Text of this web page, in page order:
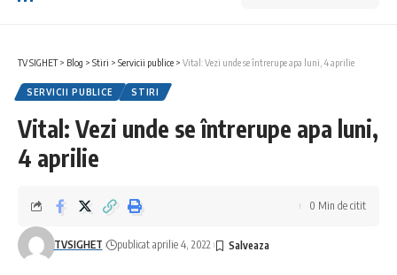
TV SIGHET> Blog > Stiri > Servicii publice > Vital: Vezi unde se întrerupe apa luni, 4 aprilie
SERVICII PUBLICE STIRI
Vital: Vezi unde se întrerupe apa luni,
4 aprilie
TVSIGHET publicat aprilie 4, 2022
0 Min de citit